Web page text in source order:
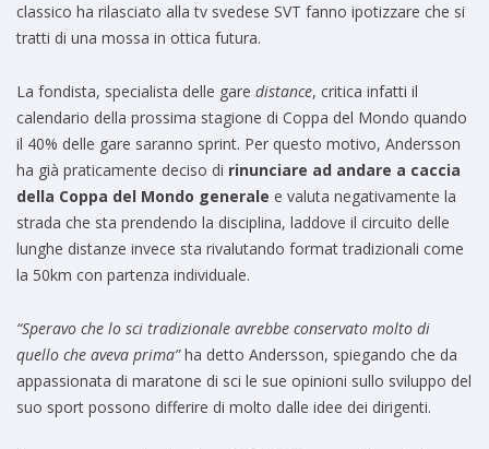
classico ha rilasciato alla tv svedese SVT fanno ipotizzare che si
tratti di una mossa in ottica futura.
La fondista, specialista delle gare distance, critica infatti il
calendario della prossima stagione di Coppa del Mondo quando
il 40% delle gare saranno sprint. Per questo motivo, Andersson
ha già praticamente deciso di rinunciare ad andare a caccia
della Coppa del Mondo generale e valuta negativamente la
strada che sta prendendo la disciplina, laddove il circuito delle
lunghe distanze invece sta rivalutando format tradizionali come
la 50km con partenza individuale.
“Speravo che lo sci tradizionale avrebbe conservato molto di
quello che aveva prima”ha detto Andersson, spiegando che da
appassionata di maratone di sci le sue opinioni sullo sviluppo del
suo sport possono differire di molto dalle idee dei dirigenti.